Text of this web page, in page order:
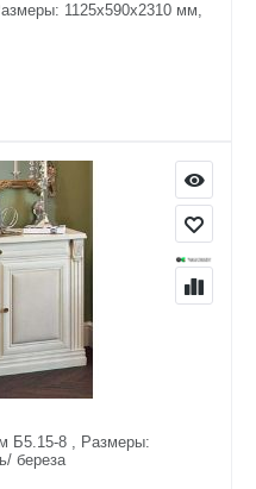
1125х590х2310 мм,
Б5.15-8 , Размеры:
береза